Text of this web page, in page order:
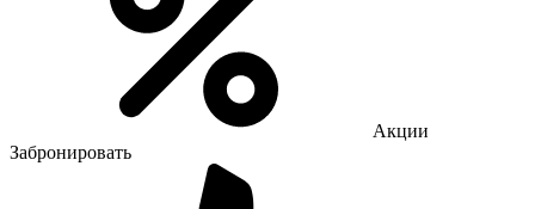
Акции
Забронировать